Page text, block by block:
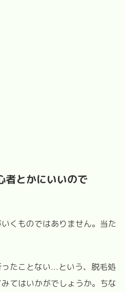
者とかにいいので
くものではありません。当た
たことない...という、脱毛処
てはいかがでしょうか。ちな